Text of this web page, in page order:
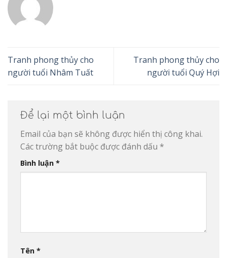
Tranh phong thủy cho
người tuổi Nhâm Tuất
Tranh phong thủy cho
người tuổi Quý Hợi
Để lại một bình luận
Email của bạn sẽ không được hiển thị công khai.
Các trường bắt buộc được đánh dấu *
Bình luận *
Tên *